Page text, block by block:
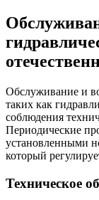
Обслуживание и
таких как
соблюдения
Периодические
установленными
который
Техническое